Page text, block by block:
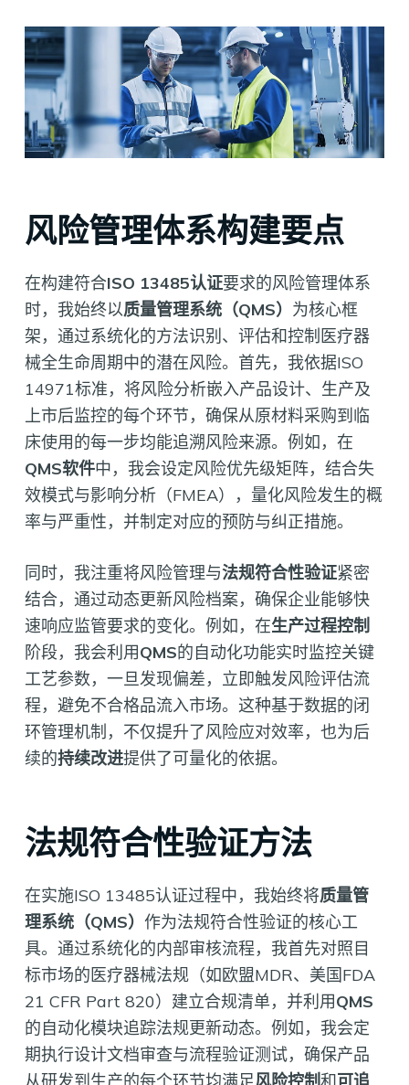
风险管理体系构建要点
在构建符合ISO 13485认证要求的风险管理体系
时，我始终以质量管理系统（QMS） 为核心框
架，通过系统化的方法识别、评估和控制医疗器
械全生命周期中的潜在风险。首先，我依据ISO
14971标准，将风险分析嵌入产品设计、生产及
上市后监控的每个环节，确保从原材料采购到临
床使用的每一步均能追溯风险来源。例如，在
QMS软件中，我会设定风险优先级矩阵，结合失
效模式与影响分析（FMEA），量化风险发生的概
率与严重性，并制定对应的预防与纠正措施。
同时，我注重将风险管理与法规符合性验证紧密
结合，通过动态更新风险档案，确保企业能够快
速响应监管要求的变化。例如，在生产过程控制
阶段，我会利用QMS的自动化功能实时监控关键
工艺参数，一旦发现偏差，立即触发风险评估流
程，避免不合格品流入市场。这种基于数据的闭
环管理机制，不仅提升了风险应对效率，也为后
续的持续改进提供了可量化的依据。
法规符合性验证方法
在实施ISO 13485认证过程中，我始终将质量管
理系统（QMS） 作为法规符合性验证的核心工
具。通过系统化的内部审核流程，我首先对照目
标市场的医疗器械法规（如欧盟MDR、美国FDA
21 CFR Part 820）建立合规清单，并利用QMS
的自动化模块追踪法规更新动态。例如，我会定
期执行设计文档审查与流程验证测试，确保产品